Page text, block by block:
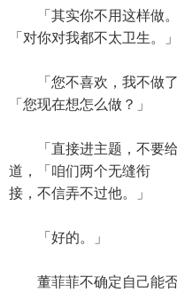
「其实你不用这样做。
「对你对我都不太卫生。」
「您不喜欢，我不做了
「您现在想怎么做？」
「直接进主题，不要给
道，「咱们两个无缝衔
接，不信弄不过他。」
「好的。」
董菲菲不确定自己能否